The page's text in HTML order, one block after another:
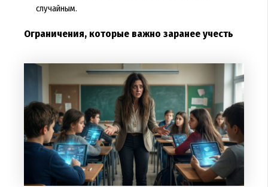
случайным.
Ограничения, которые важно заранее учесть